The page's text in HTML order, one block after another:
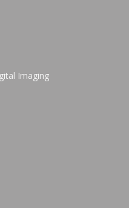
Imaging